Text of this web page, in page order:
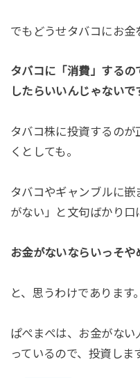
でもどうせタバコにお金
タバコに「消費」するの
したらいいんじゃないで
タバコ株に投資するの
くとしても。
タバコやギャンブルに嵌
がない」と文句ばかり口
お金がないならいっそや
と、思うわけであります。
ぱぺまぺは、お金がな
っているので、投資しま